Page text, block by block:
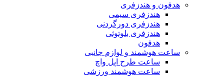
هدفون و هندزفری
هندزفری سیمی
هندزفری دورگردنی
هندزفری بلوتوثی
هدفون
ساعت هوشمند و لوازم جانبی
ساعت طرح اپل واچ
ساعت هوشمند ورزشی